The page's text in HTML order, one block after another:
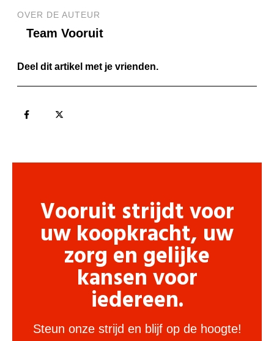
OVER DE AUTEUR
Team Vooruit
Deel dit artikel met je vrienden.
Vooruit strijdt voor
uw koopkracht, uw
zorg en gelijke
kansen voor
iedereen.
Steun onze strijd en blijf op de hoogte!